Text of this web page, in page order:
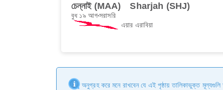
চেন্নাই (MAA) Sharjah (SHJ)
বুধ ১৯ আগসরাসরি
এয়ার এরাবিয়া
অনুগ্রহ করে মনে রাখবেন যে এই পৃষ্ঠায় তালিকাভুক্ত মূল্যগুলি